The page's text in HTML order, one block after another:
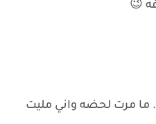
😉
ما مرت لحضه واني مليت